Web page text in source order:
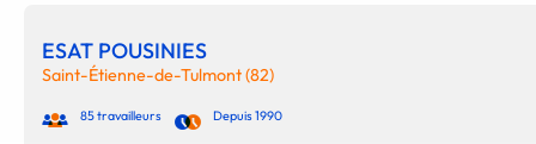
ESAT POUSINIES
Saint-Étienne-de-Tulmont (82)
85 travailleurs Depuis 1990